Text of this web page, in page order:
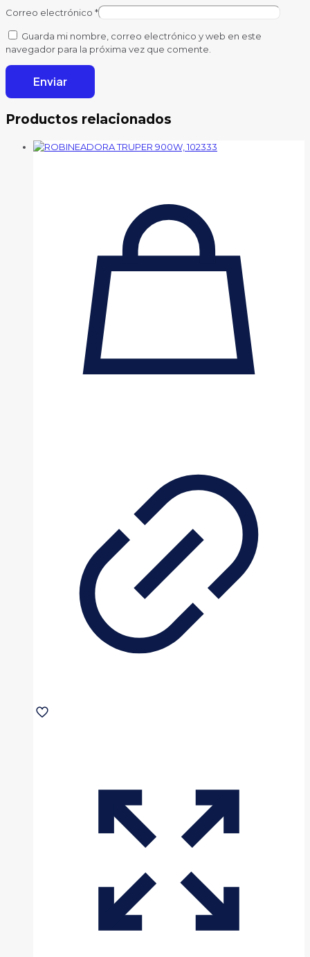
Correo electrónico *
Guarda mi nombre, correo electrónico y web en este
navegador para la próxima vez que comente.
Productos relacionados